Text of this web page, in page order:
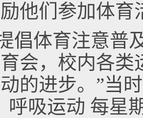
他们参加体育
倡体育注意普
会，校内各类
的进步。”当
呼吸运动 每星